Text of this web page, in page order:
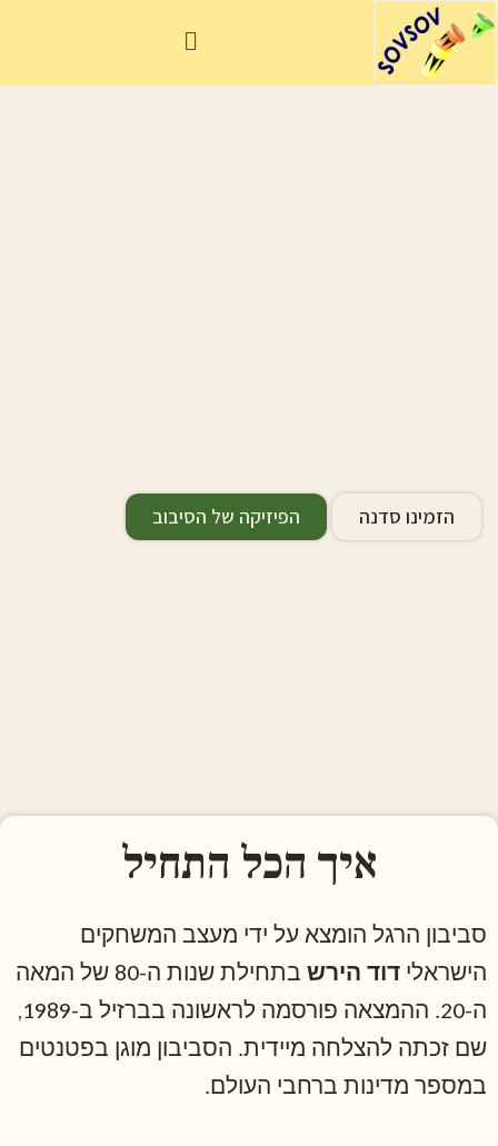
דילוג
לתוכן
תפריט
הזמינו סדנה הפיזיקה של הסיבוב
איך הכל התחיל
סביבון הרגל הומצא על ידי מעצב המשחקים
הישראלי דוד הירש
בתחילת שנות ה-80 של המאה
ה-20. ההמצאה פורסמה לראשונה בברזיל ב-1989,
שם זכתה להצלחה מיידית. הסביבון מוגן בפטנטים
במספר מדינות ברחבי העולם.